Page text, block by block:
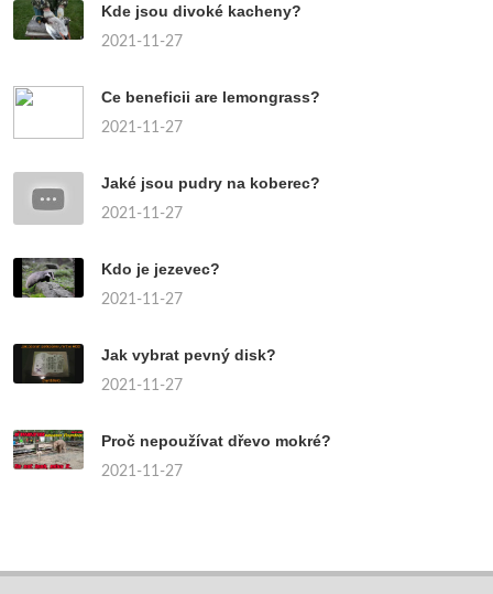
Kde jsou divoké kacheny?
2021-11-27
Ce beneficii are lemongrass?
2021-11-27
Jaké jsou pudry na koberec?
2021-11-27
Kdo je jezevec?
2021-11-27
Jak vybrat pevný disk?
2021-11-27
Proč nepoužívat dřevo mokré?
2021-11-27